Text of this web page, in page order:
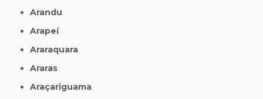
Arandu
Arapeí
Araraquara
Araras
Araçariguama